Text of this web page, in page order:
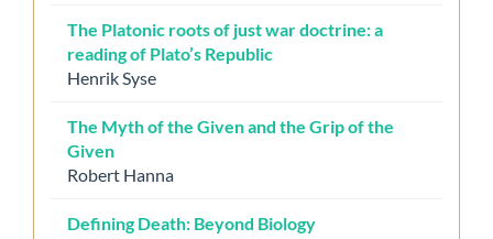
The Platonic roots of just war doctrine: a
reading of Plato’s Republic
Henrik Syse
The Myth of the Given and the Grip of the
Given
Robert Hanna
Defining Death: Beyond Biology